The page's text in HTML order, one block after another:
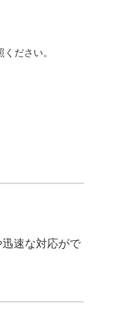
ださい。
速な対応がで